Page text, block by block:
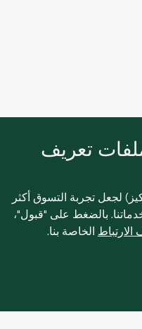
تعريف
لجعل تجربة التسوق أكثر
بالضغط على "قبول"،
الخاصة بنا.